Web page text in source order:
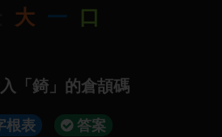
大 一 口
「錡」的倉頡碼
根表 答案